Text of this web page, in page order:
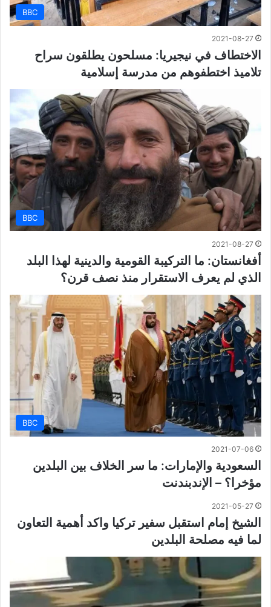
BBC
2021-08-27
الاختطاف في نيجيريا: مسلحون يطلقون سراح
تلاميذ اختطفوهم من مدرسة إسلامية
BBC
2021-08-27
أفغانستان: ما التركيبة القومية والدينية لهذا البلد
الذي لم يعرف الاستقرار منذ نصف قرن؟
BBC
2021-07-06
السعودية والإمارات: ما سر الخلاف بين البلدين
مؤخرا؟ – الإندبندنت
2021-05-27
الشيخ إمام استقبل سفير تركيا واكد أهمية التعاون
لما فيه مصلحة البلدين